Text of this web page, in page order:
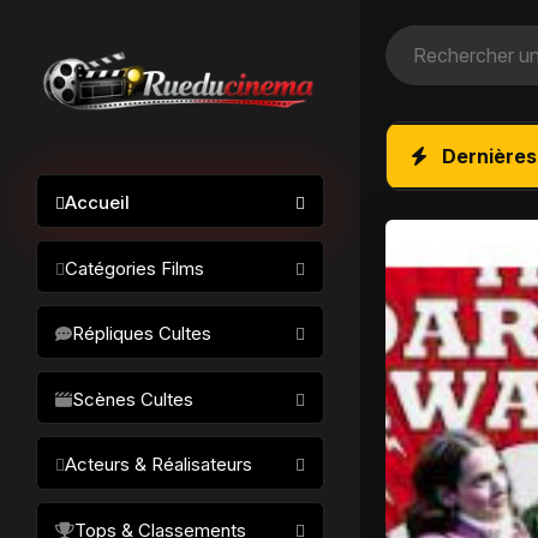
Accueil
Catégories Films
Science-fiction
Drame / Thriller
Comédie/humour
Horreur
Fantastique
Répliques Cultes
Scènes Cultes
Acteurs & Réalisateurs
Tops & Classements